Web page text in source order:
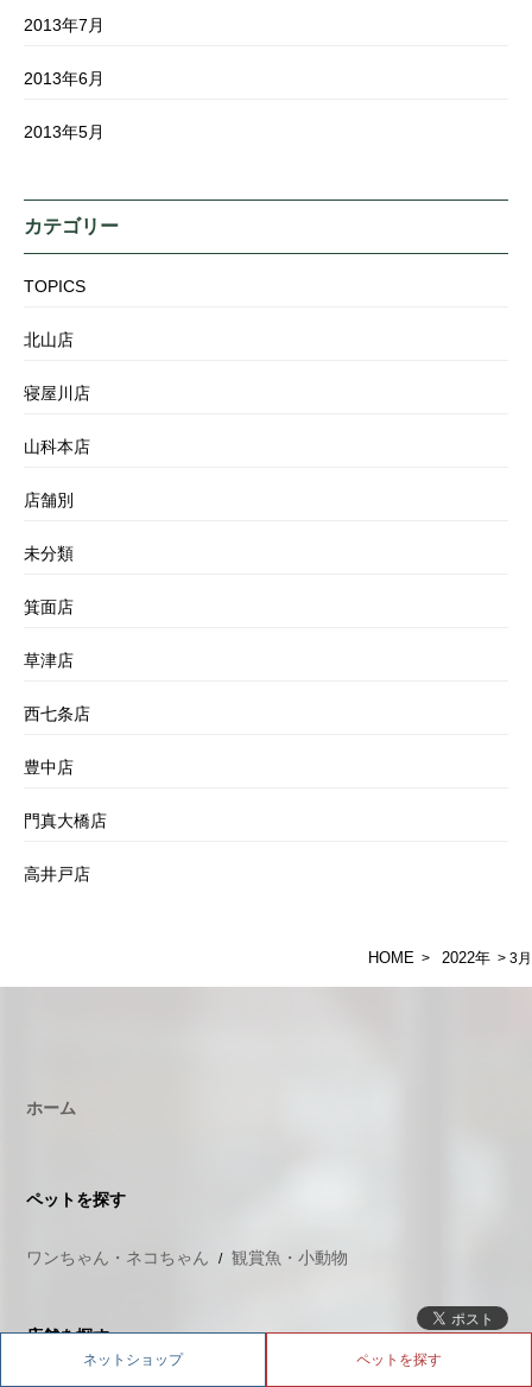
2013年7月
2013年6月
2013年5月
カテゴリー
TOPICS
北山店
寝屋川店
山科本店
店舗別
未分類
箕面店
草津店
西七条店
豊中店
門真大橋店
高井戸店
ネットショップ ペットを探す
HOME > 2022年 > 3月
ホーム
ペットを探す
ワンちゃん・ネコちゃん 観賞魚・小動物
店舗を探す